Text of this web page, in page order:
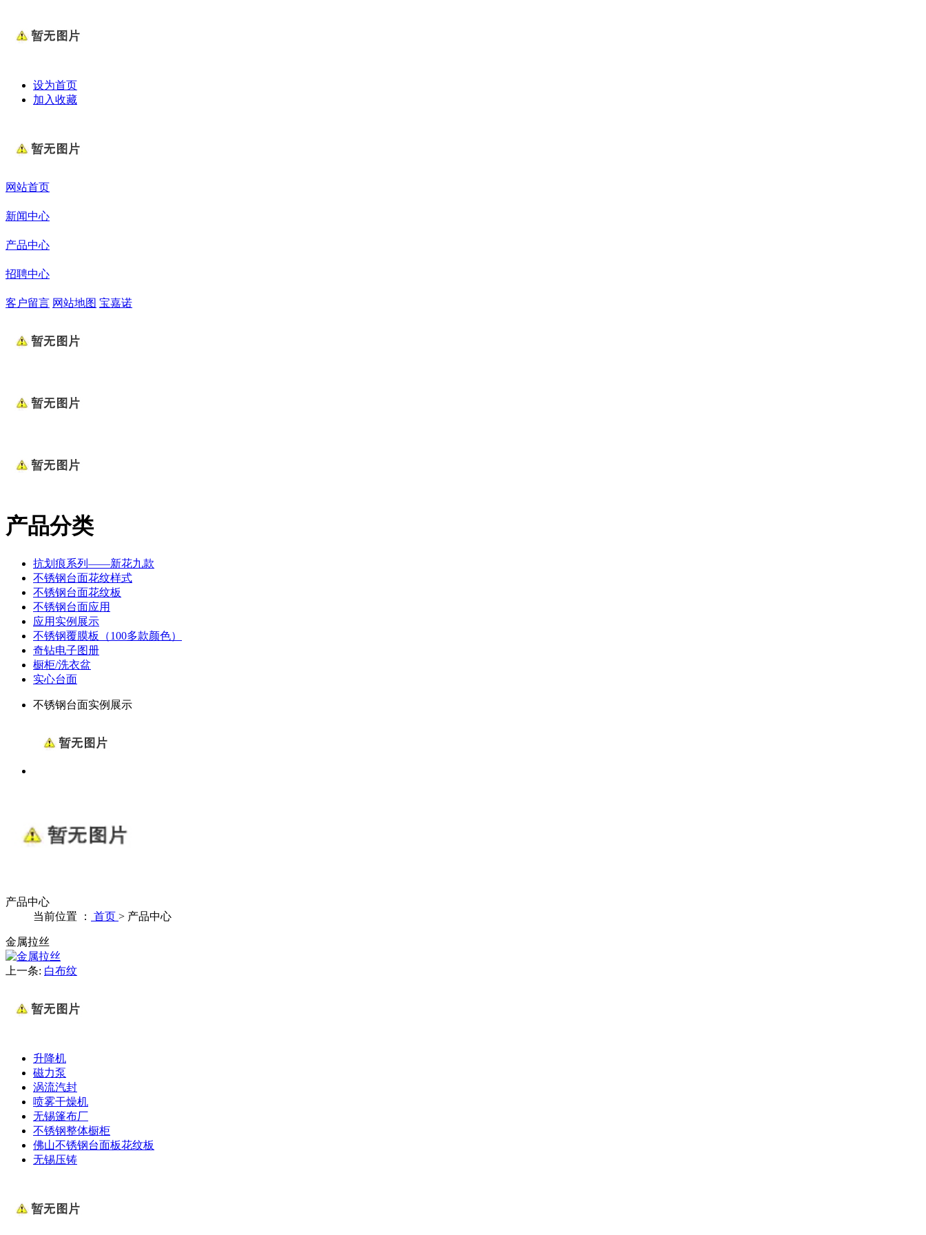
设为首页
加入收藏
网站首页
新闻中心
产品中心
招聘中心
客户留言 网站地图 宝嘉诺
产品分类
抗划痕系列——新花九款
不锈钢台面花纹样式
不锈钢台面花纹板
不锈钢台面应用
应用实例展示
不锈钢覆膜板（100多款颜色）
奇钻电子图册
橱柜/洗衣盆
实心台面
不锈钢台面实例展示
产品中心
当前位置 ：
首页 > 产品中心
金属拉丝
上一条: 白布纹
升降机
磁力泵
涡流汽封
喷雾干燥机
无锡篷布厂
不锈钢整体橱柜
佛山不锈钢台面板花纹板
无锡压铸